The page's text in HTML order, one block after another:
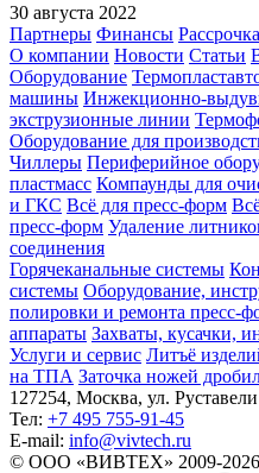
30 августа 2022
Партнеры Финансы Рассрочка
О компании Новости Статьи
Оборудование
машины Инжекционно-
экструзионные линии
Оборудование для
Чиллеры Периферийное
пластмасс Компаунды для
и ГКС Всё для пресс-форм
пресс-форм Удаление
соединения
Горячеканальные системы
системы Оборудование,
полировки и ремонта пресс-
аппараты Захваты, кусачки,
Услуги и сервис Литъё
на ТПА Заточка ножей
127254, Москва, ул.
Тел: +7 495 755-91-45
Е-mail: info@vivtech.ru
© ООО «ВИВТЕХ» 2009-2026